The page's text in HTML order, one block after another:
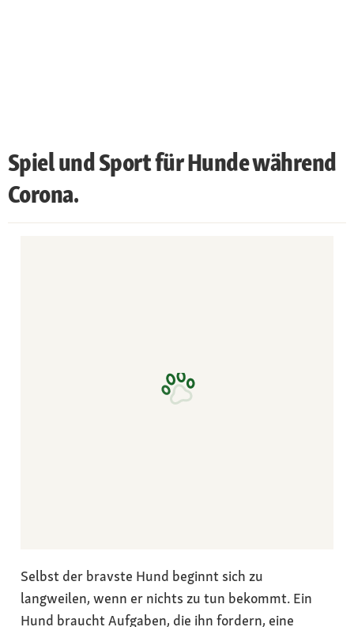
Spiel und Sport für Hunde während
Corona.
Selbst der bravste Hund beginnt sich zu
langweilen, wenn er nichts zu tun bekommt. Ein
Hund braucht Aufgaben, die ihn fordern, eine